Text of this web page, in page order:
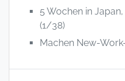
5 Wochen in
(1/38)
Machen New-